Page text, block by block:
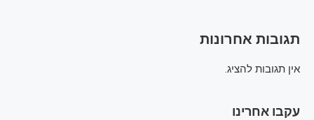
תגובות אחרונות
אין תגובות להציג.
עקבו אחרינו